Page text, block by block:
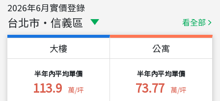
2026年6月實價登錄
台北市 ・ 信義區 看全部
大樓
半年內平均單價
113.9 萬/坪
公寓
半年內平均單價
73.77 萬/坪